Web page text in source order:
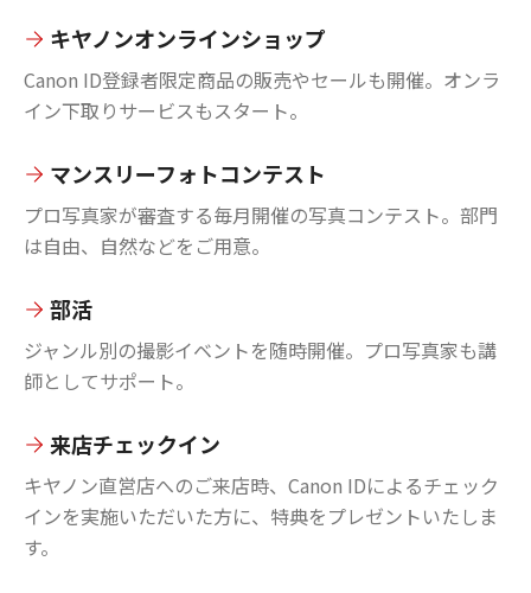
キヤノンオンラインショップ
Canon ID登録者限定商品の販売やセールも開催。オンラ
イン下取りサービスもスタート。
マンスリーフォトコンテスト
プロ写真家が審査する毎月開催の写真コンテスト。部門
は自由、自然などをご用意。
部活
ジャンル別の撮影イベントを随時開催。プロ写真家も講
師としてサポート。
来店チェックイン
キヤノン直営店へのご来店時、Canon IDによるチェック
インを実施いただいた方に、特典をプレゼントいたしま
す。